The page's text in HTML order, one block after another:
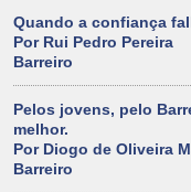
Quando a confiança
Por Rui Pedro Pereira
Barreiro
Pelos jovens, pelo
melhor.
Por Diogo de Oliveira
Barreiro